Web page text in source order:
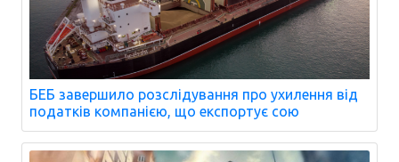
БЕБ завершило розслідування про ухилення від
податків компанією, що експортує сою